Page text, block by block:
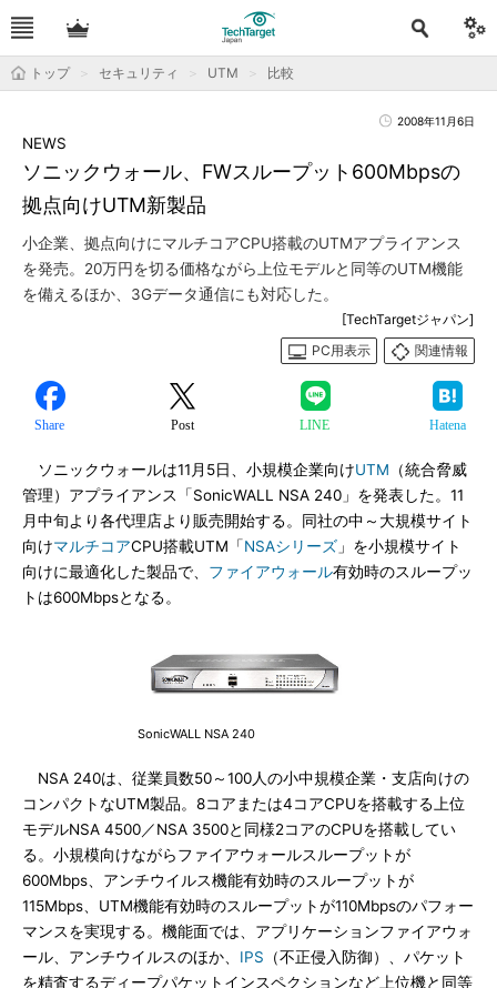
トップ セキュリティ UTM 比較
2008年11月6日
ソニックウォール、FWスループット600Mbpsの
拠点向けUTM新製品
NEWS
小企業、拠点向けにマルチコアCPU搭載のUTMアプライアンス
を発売。20万円を切る価格ながら上位モデルと同等のUTM機能
を備えるほか、3Gデータ通信にも対応した。
[TechTargetジャパン]
PC用表示
関連情報
Share Post LINE Hatena
ソニックウォールは11月5日、小規模企業向けUTM （統合脅威
管理）アプライアンス「SonicWALL NSA 240」を発表した。11
月中旬より各代理店より販売開始する。同社の中～大規模サイト
向けマルチコアCPU搭載UTM「NSAシリーズ 」を小規模サイト
向けに最適化した製品で、 ファイアウォール有効時のスループッ
トは600Mbpsとなる。
SonicWALL NSA 240
NSA 240は、従業員数50～100人の小中規模企業・支店向けの
コンパクトなUTM製品。8コアまたは4コアCPUを搭載する上位
モデルNSA 4500／NSA 3500と同様2コアのCPUを搭載してい
る。小規模向けながらファイアウォールスループットが
600Mbps、アンチウイルス機能有効時のスループットが
115Mbps、UTM機能有効時のスループットが110Mbpsのパフォー
マンスを実現する。機能面では、アプリケーションファイアウォ
ール、アンチウイルスのほか、 IPS （不正侵入防御）、パケット
を精査するディープパケットインスペクションなど上位機と同等